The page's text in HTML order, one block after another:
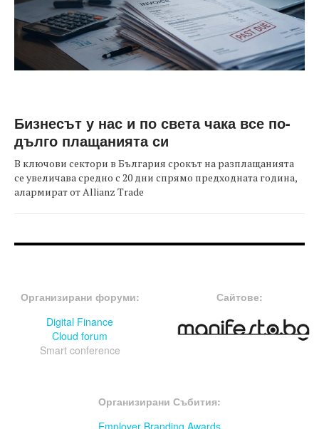
Бизнесът у нас и по света чака все по-
дълго плащанията си
В ключови сектори в България срокът на разплащанията
се увеличава средно с 20 дни спрямо предходната година,
алармират от Allianz Trade
Организирани форуми:
Digital Finance
Cloud forum
Smart conference
Сайтове:
Организирани Събития:
Employer Branding Awards